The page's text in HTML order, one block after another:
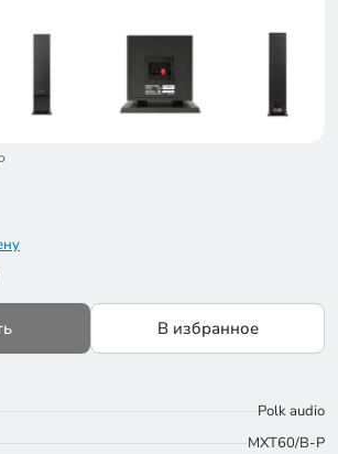
В избранное
Polk audio
MXT60/B-P